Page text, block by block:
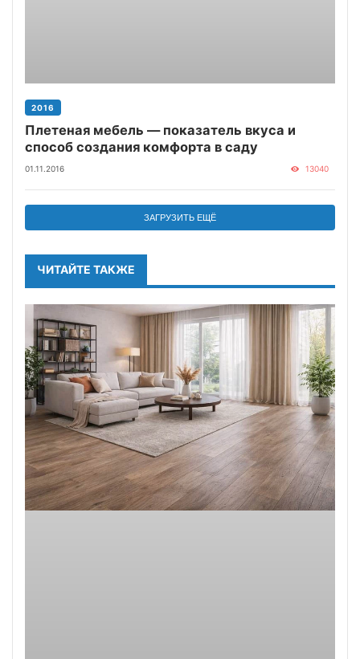
2016
Плетеная мебель — показатель вкуса и
способ создания комфорта в саду
01.11.2016 13040
ЗАГРУЗИТЬ ЕЩЁ
ЧИТАЙТЕ ТАКЖЕ